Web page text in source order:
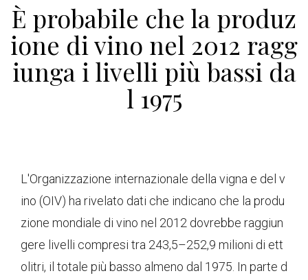
È probabile che la produz
ione di vino nel 2012 ragg
iunga i livelli più bassi da
l 1975
L'Organizzazione internazionale della vigna e del v
ino (OIV) ha rivelato dati che indicano che la produ
zione mondiale di vino nel 2012 dovrebbe raggiun
gere livelli compresi tra 243,5–252,9 milioni di ett
olitri, il totale più basso almeno dal 1975. In parte d